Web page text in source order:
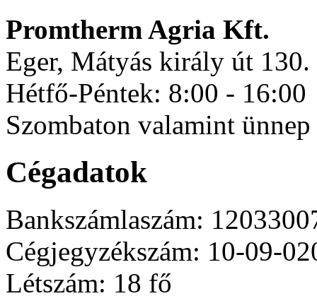
Promtherm Agria Kft.
Eger, Mátyás király út 130.
Hétfő-Péntek: 8:00 - 16:00
Szombaton valamint
Cégadatok
Bankszámlaszám:
Cégjegyzékszám: 10-09-
Létszám: 18 fő